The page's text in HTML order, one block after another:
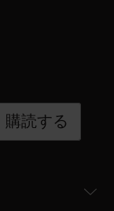
購読する